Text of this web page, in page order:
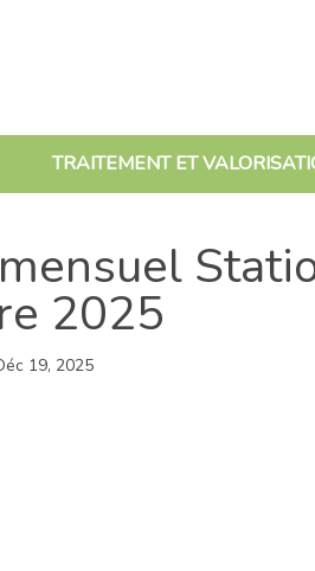
TRAITEMENT ET
2025
19, 2025